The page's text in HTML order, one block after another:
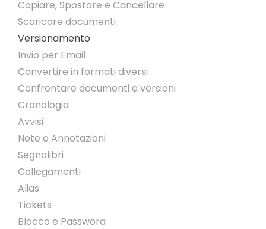
Copiare, Spostare e Cancellare
Scaricare documenti
Versionamento
Invio per Email
Convertire in formati diversi
Confrontare documenti e versioni
Cronologia
Avvisi
Note e Annotazioni
Segnalibri
Collegamenti
Alias
Tickets
Blocco e Password